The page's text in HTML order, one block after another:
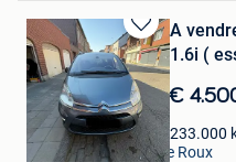
Bewaren
in
Mijn
Favorieten
A
1.6i (
€
233.000
thekiiro
Courcelles + Partie De Roux